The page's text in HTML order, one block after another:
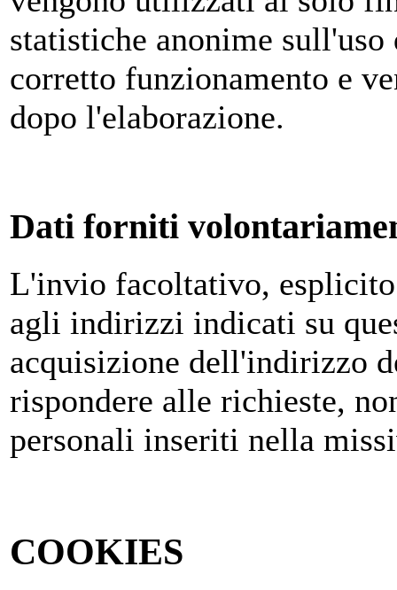
statistiche anonime
corretto funzionamento e
dopo l'elaborazione.
Dati forniti
L'invio facoltativo,
agli indirizzi indicati su
acquisizione dell'indirizzo
rispondere alle richieste,
personali inseriti nella
COOKIES